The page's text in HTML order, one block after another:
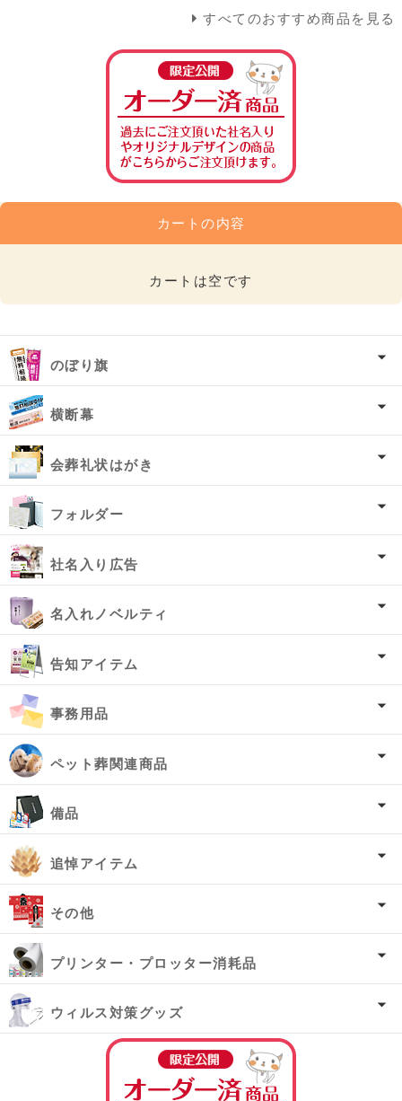
すべてのおすすめ商品を見る
カートの内容
カートは空です
のぼり旗
横断幕
会葬礼状はがき
フォルダー
社名入り広告
名入れノベルティ
告知アイテム
事務用品
ペット葬関連商品
備品
追悼アイテム
その他
プリンター・プロッター消耗品
ウィルス対策グッズ